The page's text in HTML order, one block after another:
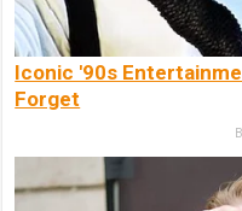
Iconic '90s
Forget